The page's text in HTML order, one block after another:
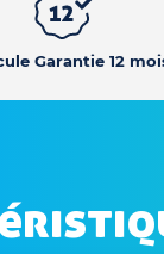
Garantie 12